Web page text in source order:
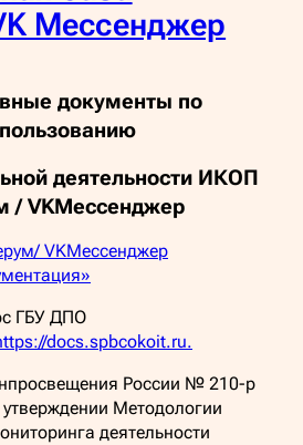
Мессенджер
документы по
деятельности ИКОП
/ VKМессенджер
VKМессенджер
ГБУ ДПО
docs.spbcokoit.ru.
России № 210-р
Методологии
деятельности